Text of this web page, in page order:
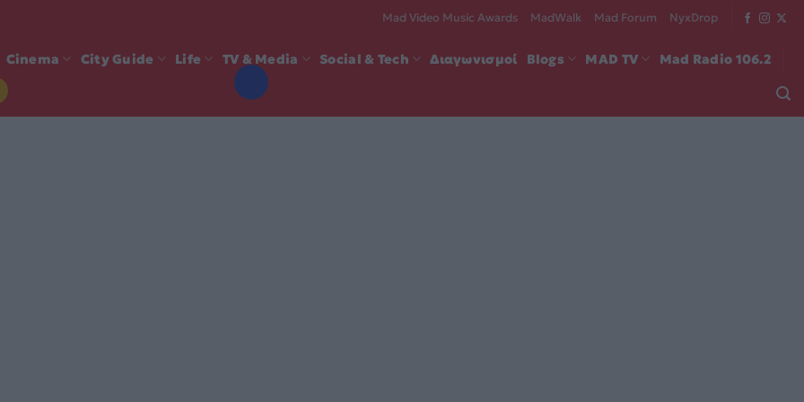
Mad Video Music Awards MadWalk Mad Forum NyxDrop
Cinema City Guide Life TV & Media Social & Tech Διαγωνισμοί Blogs MAD TV Mad Radio 106.2